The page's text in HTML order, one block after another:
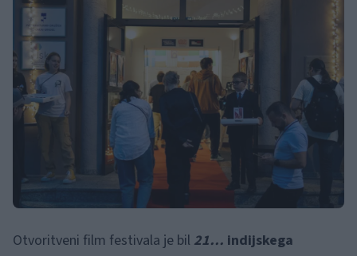
Otvoritveni film festivala je bil 21… indijskega